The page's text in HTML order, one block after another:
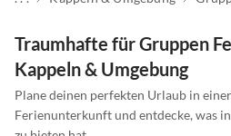
Traumhafte für Gruppen
Kappeln & Umgebung
Plane deinen perfekten Urlaub in
Ferienunterkunft und entdecke, was